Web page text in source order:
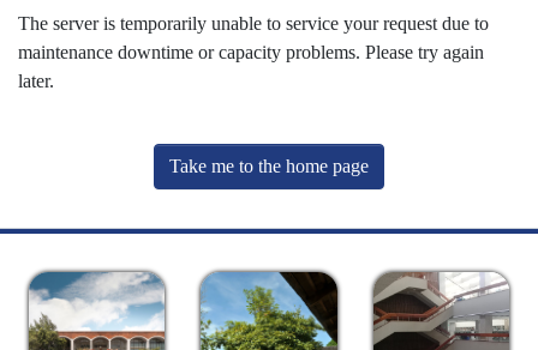
The server is temporarily unable to service your request due to
maintenance downtime or capacity problems. Please try again
later.
Take me to the home page